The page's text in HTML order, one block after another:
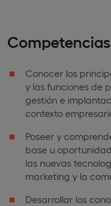
Conocer los
y las funciones de
gestión e
contexto
Poseer y
base u
las nuevas
marketing y la
Desarrollar los